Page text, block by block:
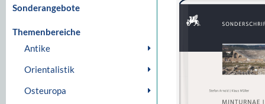
Sonderangebote
Themenbereiche
Antike
Orientalistik
Osteuropa